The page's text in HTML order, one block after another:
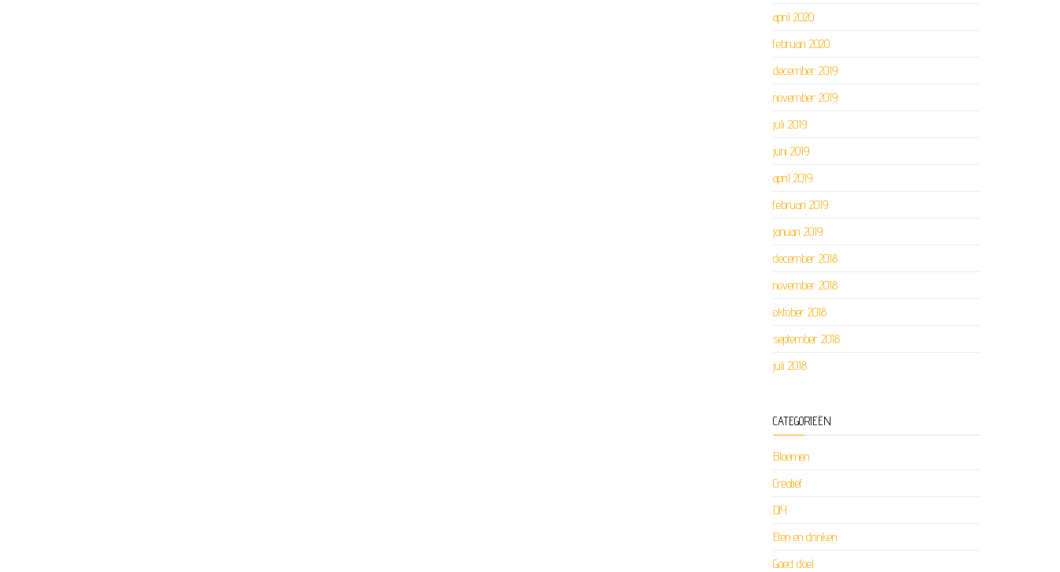
april 2020
februari 2020
december 2019
november 2019
juli 2019
juni 2019
april 2019
februari 2019
januari 2019
december 2018
november 2018
oktober 2018
september 2018
juli 2018
CATEGORIEËN
Bloemen
Creatief
DIY
Eten en drinken
Goed doel